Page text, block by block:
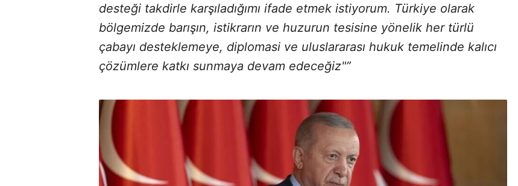
desteği takdirle karşıladığımı ifade etmek istiyorum. Türkiye olarak
bölgemizde barışın, istikrarın ve huzurun tesisine yönelik her türlü
çabayı desteklemeye, diplomasi ve uluslararası hukuk temelinde kalıcı
çözümlere katkı sunmaya devam edeceğiz"”